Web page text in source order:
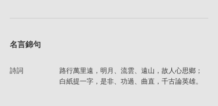
名言錦句
詩詞
路行萬里遠，明月、流雲、遠山，故人心思鄉；
白紙提一字，是非、功過、曲直，千古論英雄。